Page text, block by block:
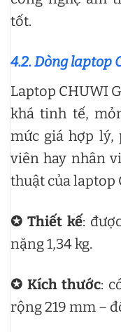
tốt.
4.2. Dòng laptop
Laptop CHUWI
khá tinh tế,
mức giá hợp lý,
viên hay nhân
thuật của laptop
✪ Thiết kế:
nặng 1,34 kg.
✪ Kích thước:
rộng 219 mm –